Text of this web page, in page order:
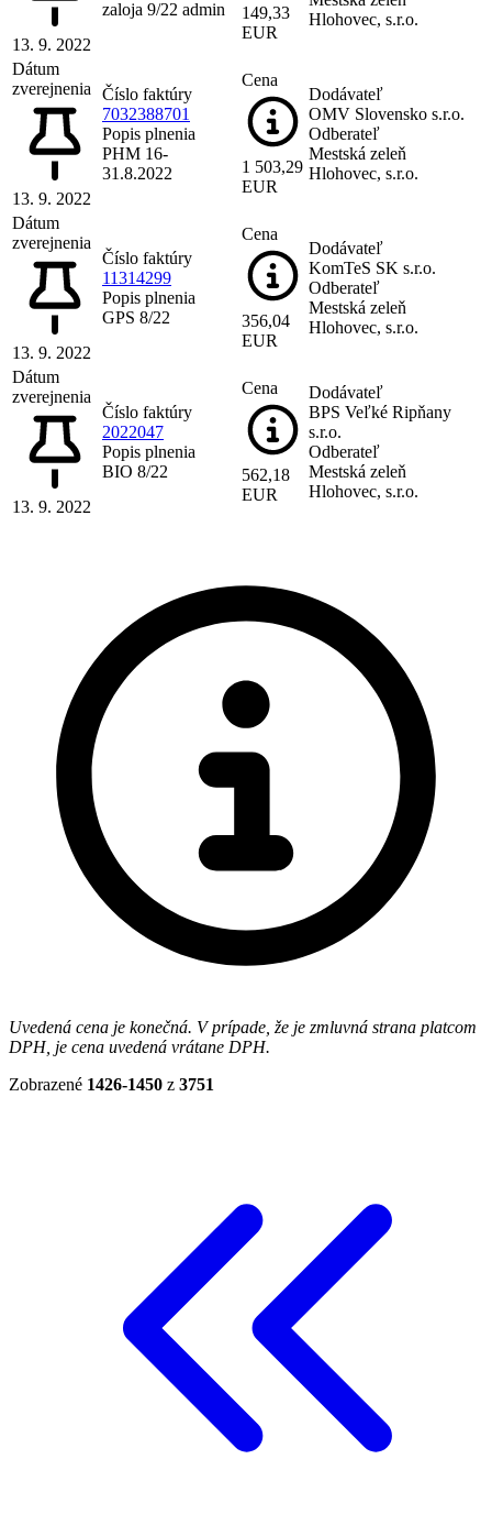
13. 9. 2022
zaloja 9/22 admin
149,33
EUR
Hlohovec, s.r.o.
Dátum
zverejnenia
13. 9. 2022
Číslo faktúry
7032388701
Popis plnenia
PHM 16-
31.8.2022
Cena
1 503,29
EUR
Dodávateľ
OMV Slovensko s.r.o.
Odberateľ
Mestská zeleň
Hlohovec, s.r.o.
Dátum
zverejnenia
13. 9. 2022
Číslo faktúry
11314299
Popis plnenia
GPS 8/22
Cena
356,04
EUR
Dodávateľ
KomTeS SK s.r.o.
Odberateľ
Mestská zeleň
Hlohovec, s.r.o.
Dátum
zverejnenia
13. 9. 2022
Číslo faktúry
2022047
Popis plnenia
BIO 8/22
Cena
562,18
EUR
Dodávateľ
BPS Veľké Ripňany
s.r.o.
Odberateľ
Mestská zeleň
Hlohovec, s.r.o.
Uvedená cena je konečná. V prípade, že je zmluvná strana platcom
DPH, je cena uvedená vrátane DPH.
Zobrazené 1426-1450 z 3751